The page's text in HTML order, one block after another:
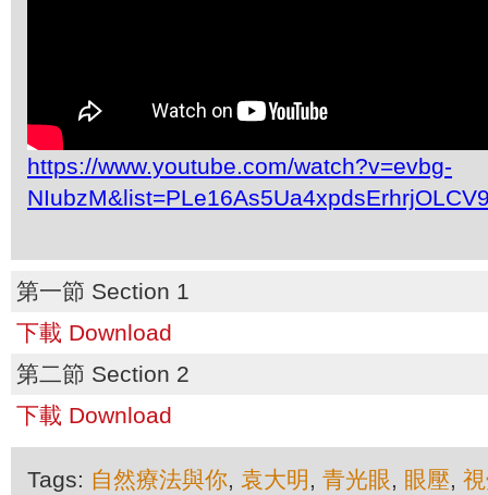
https://www.youtube.com/watch?v=evbg-
第一節 Section 1
下載 Download
第二節 Section 2
下載 Download
Tags: 自然療法與你, 袁大明 , 青光眼, 眼壓,